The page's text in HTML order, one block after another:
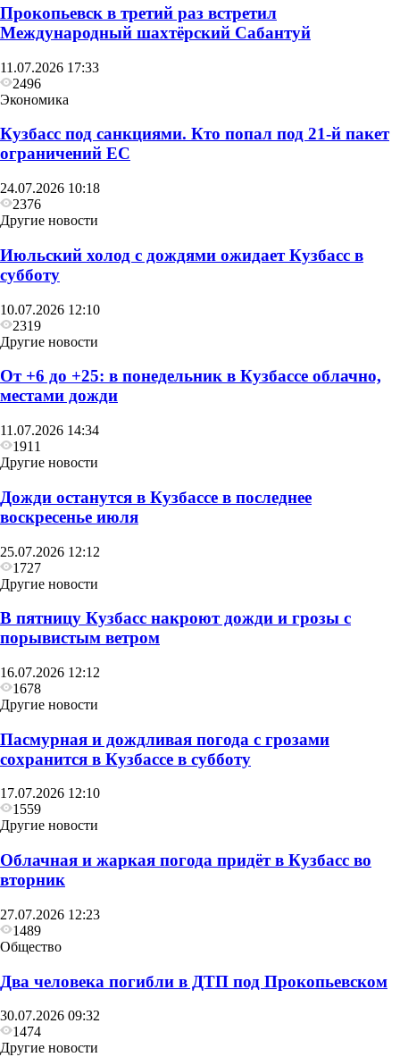
Другие новости
В воскресенье в Кузбассе сначала похолодает до
+6, а затем потеплеет до +27
Прокопьевск в третий раз встретил
Международный шахтёрский Сабантуй
11.07.2026 17:33
2496
Экономика
Кузбасс под санкциями. Кто попал под 21‑й пакет
ограничений ЕС
24.07.2026 10:18
2376
Другие новости
Июльский холод с дождями ожидает Кузбасс в
субботу
10.07.2026 12:10
2319
Другие новости
От +6 до +25: в понедельник в Кузбассе облачно,
местами дожди
11.07.2026 14:34
1911
Другие новости
Дожди останутся в Кузбассе в последнее
воскресенье июля
25.07.2026 12:12
1727
Другие новости
В пятницу Кузбасс накроют дожди и грозы с
порывистым ветром
16.07.2026 12:12
1678
Другие новости
Пасмурная и дождливая погода с грозами
сохранится в Кузбассе в субботу
17.07.2026 12:10
1559
Другие новости
Облачная и жаркая погода придёт в Кузбасс во
вторник
27.07.2026 12:23
1489
Общество
Два человека погибли в ДТП под Прокопьевском
30.07.2026 09:32
1474
Другие новости